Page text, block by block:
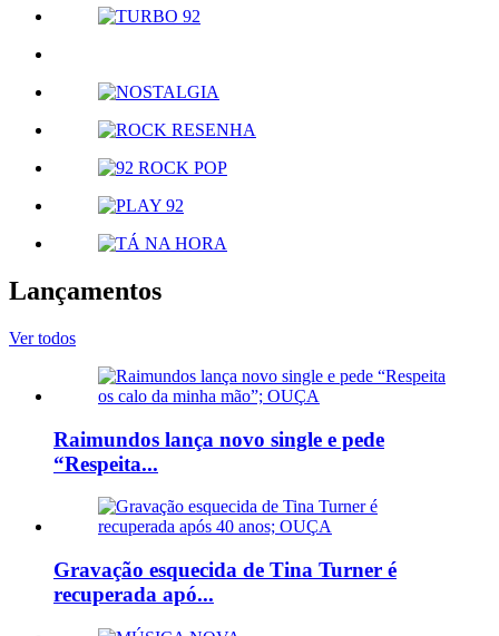
Lançamentos
Ver todos
Raimundos lança novo single e pede
“Respeita...
Gravação esquecida de Tina Turner é
recuperada apó...